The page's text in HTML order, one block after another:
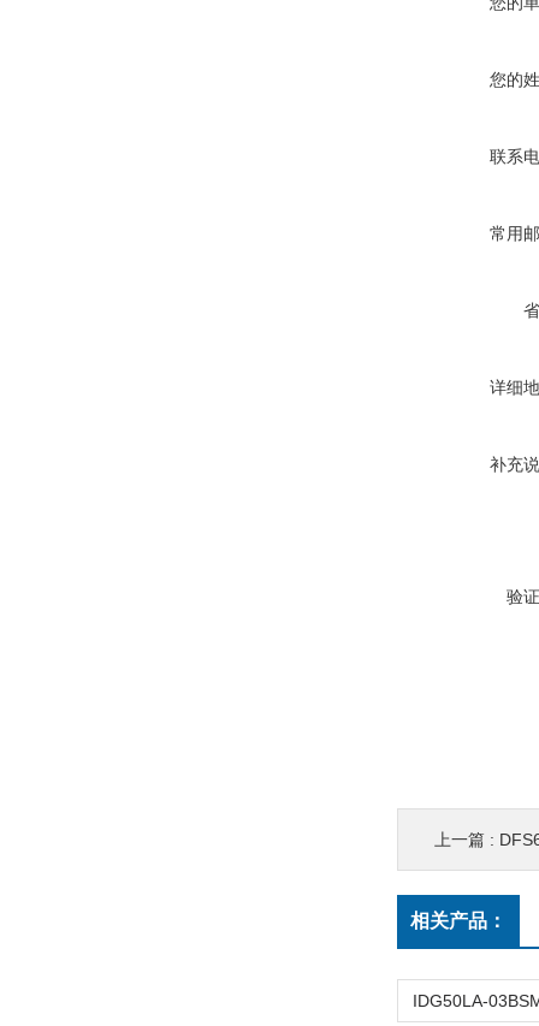
您的
联系
常用
详细
补充
验
上一篇 :
相关产品：